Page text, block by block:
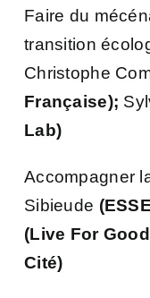
Faire du
transition
Christophe
Française);
Lab)
Accompagner
Sibieude
(Live For
Cité)